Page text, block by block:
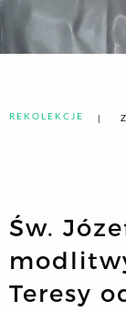
REKOLEKCJE
Św.
Teresy